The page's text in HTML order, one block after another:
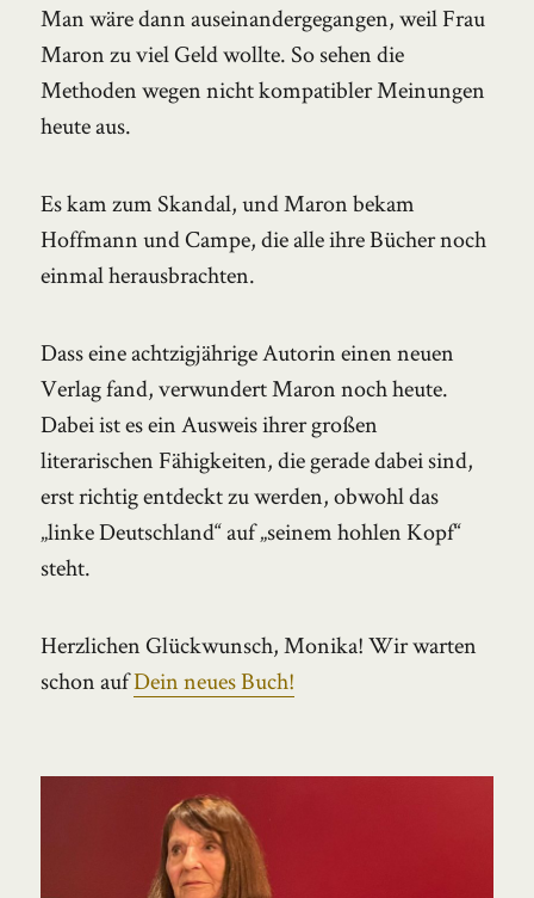
Man wäre dann auseinandergegangen, weil Frau
Maron zu viel Geld wollte. So sehen die
Methoden wegen nicht kompatibler Meinungen
heute aus.
Es kam zum Skandal, und Maron bekam
Hoffmann und Campe, die alle ihre Bücher noch
einmal herausbrachten.
Dass eine achtzigjährige Autorin einen neuen
Verlag fand, verwundert Maron noch heute.
Dabei ist es ein Ausweis ihrer großen
literarischen Fähigkeiten, die gerade dabei sind,
erst richtig entdeckt zu werden, obwohl das
„linke Deutschland“ auf „seinem hohlen Kopf“
steht.
Herzlichen Glückwunsch, Monika! Wir warten
schon aufDein neues Buch!